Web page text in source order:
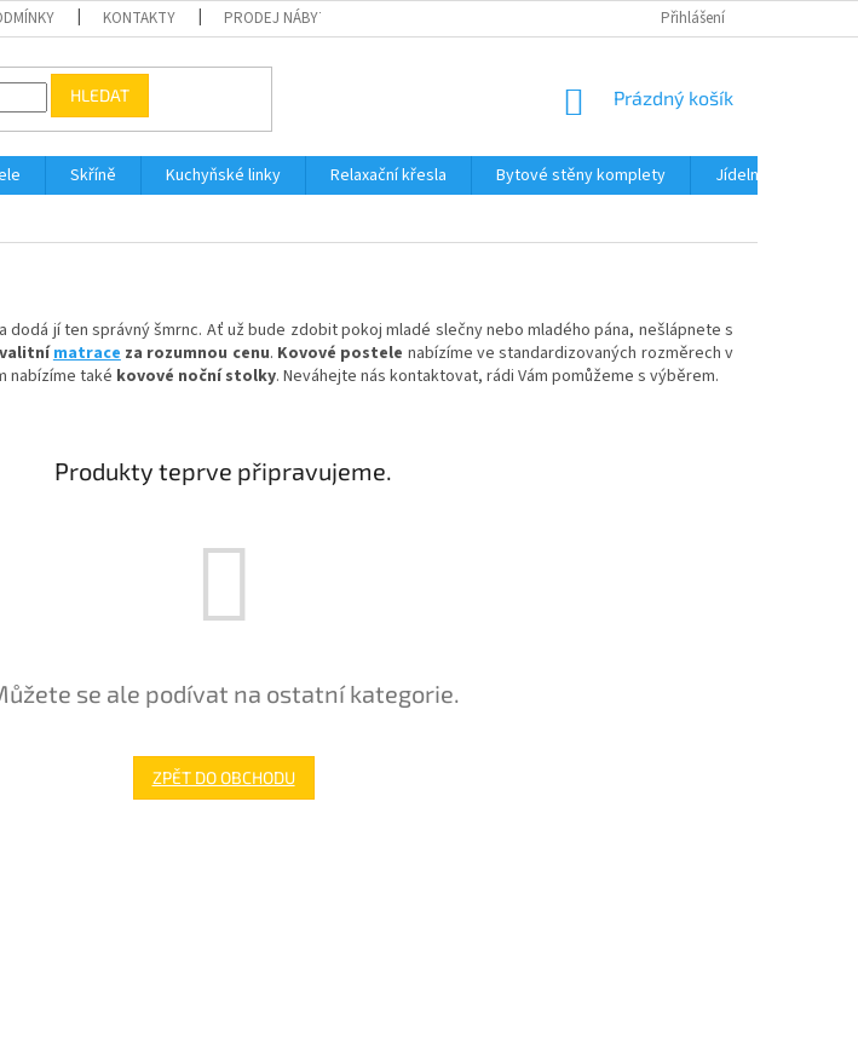
KONTAKTY PRODEJ NÁBYTKU NA SPLÁTKY PODMÍNKY OCHRANY
Přihlášení
HLEDAT
NÁKUPNÍ
Prázdný košík
Skříně Kuchyňské linky Relaxační křesla Bytové stěny komplety Jídelní sety
jí ten správný šmrnc. Ať už bude zdobit pokoj mladé slečny nebo mladého pána, nešlápnete s
matrace za rozumnou cenu. Kovové postele nabízíme ve standardizovaných rozměrech v
nabízíme také kovové noční stolky. Neváhejte nás kontaktovat, rádi Vám pomůžeme s výběrem.
Produkty teprve připravujeme.
se ale podívat na ostatní kategorie.
ZPĚT DO OBCHODU